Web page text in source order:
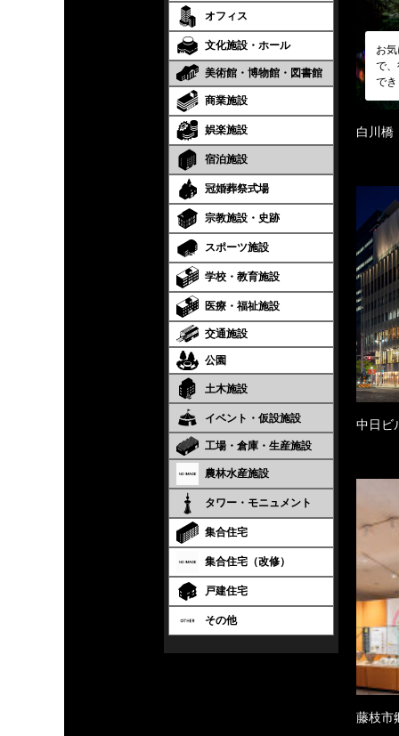
オフィス
文化施設・ホール
美術館・博物館・図書館
商業施設
娯楽施設
宿泊施設
冠婚葬祭式場
宗教施設・史跡
スポーツ施設
学校・教育施設
医療・福祉施設
交通施設
公園
土木施設
イベント・仮設施設
工場・倉庫・生産施設
農林水産施設
タワー・モニュメント
集合住宅
集合住宅（改修）
戸建住宅
その他
お
で
で
白川橋
中日ビ
藤枝市